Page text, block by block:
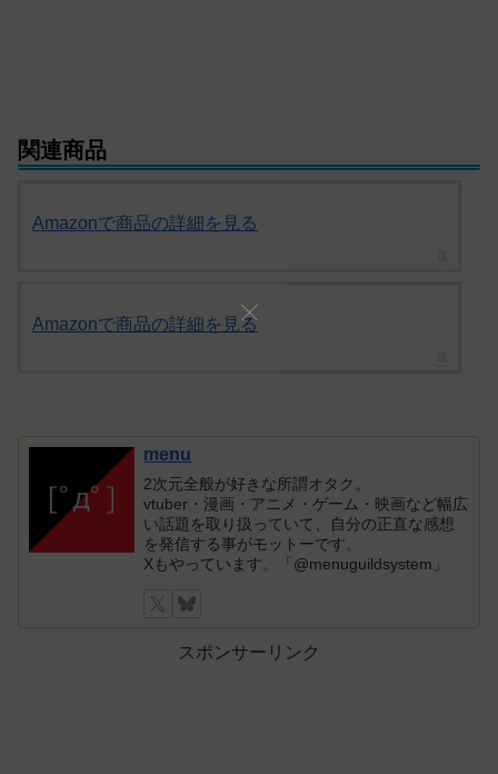
関連商品
Amazonで商品の詳細を見る
Amazonで商品の詳細を見る
menu
2次元全般が好きな所謂オタク。
vtuber・漫画・アニメ・ゲーム・映画など幅広
い話題を取り扱っていて、自分の正直な感想
を発信する事がモットーです。
Xもやっています。「@menuguildsystem」
スポンサーリンク